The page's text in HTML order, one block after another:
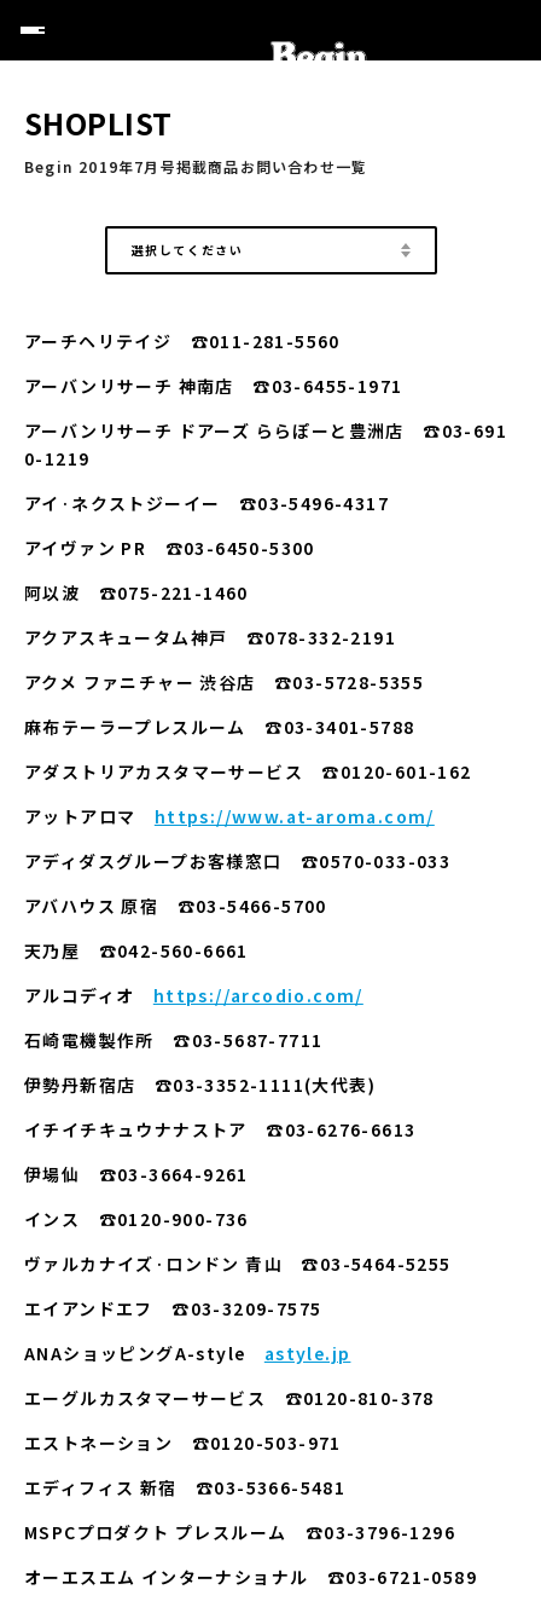
SHOPLIST
Begin 2019年7月号掲載商品お問い合わせ一覧
選択してください
アーチヘリテイジ ☎011-281-5560
アーバンリサーチ 神南店 ☎03-6455-1971
アーバンリサーチ ドアーズ ららぽーと豊洲店 ☎03-691
0-1219
アイ·ネクストジーイー ☎03-5496-4317
アイヴァン PR ☎03-6450-5300
阿以波 ☎075-221-1460
アクアスキュータム神戸 ☎078-332-2191
アクメ ファニチャー 渋谷店 ☎03-5728-5355
麻布テーラープレスルーム ☎︎03-3401-5788
アダストリアカスタマーサービス ☎0120-601-162
アットアロマ https://www.at-aroma.com/
アディダスグループお客様窓口 ☎0570-033-033
アバハウス 原宿 ☎03-5466-5700
天乃屋 ☎042-560-6661
アルコディオ https://arcodio.com/
石崎電機製作所 ☎03-5687-7711
伊勢丹新宿店 ☎03-3352-1111(大代表)
イチイチキュウナナストア ☎03-6276-6613
伊場仙 ☎03-3664-9261
インス ☎0120-900-736
ヴァルカナイズ·ロンドン 青山 ☎03-5464-5255
エイアンドエフ ☎03-3209-7575
ANAショッピングA-style astyle.jp
エーグルカスタマーサービス ☎0120-810-378
エストネーション ☎0120-503-971
エディフィス 新宿 ☎03-5366-5481
MSPCプロダクト プレスルーム ☎03-3796-1296
オーエスエム インターナショナル ☎03-6721-0589